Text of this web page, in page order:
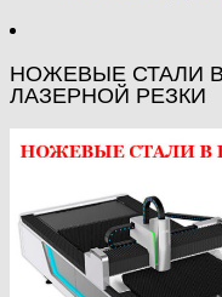
НОЖЕВЫЕ СТАЛИ
ЛАЗЕРНОЙ РЕЗКИ